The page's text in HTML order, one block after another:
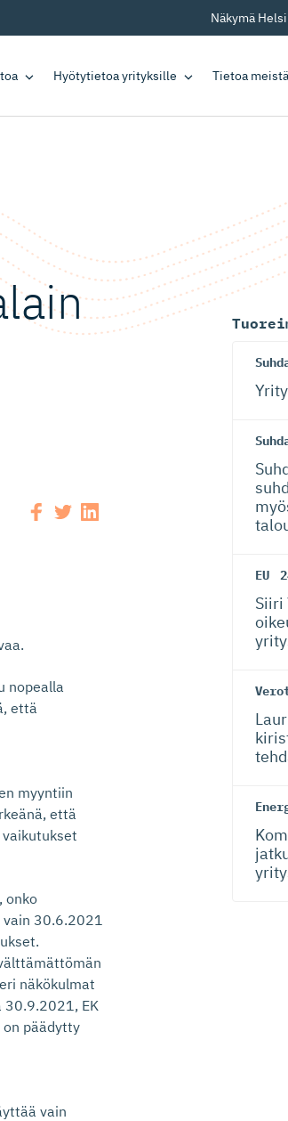
Näkymä
Hyötytietoa yrityksille Tietoa meistä
nopealla
että
myyntiin
että
onko
30.6.2021
näkökulmat
30.9.2021, EK
päädytty
vain
EU
Siiri